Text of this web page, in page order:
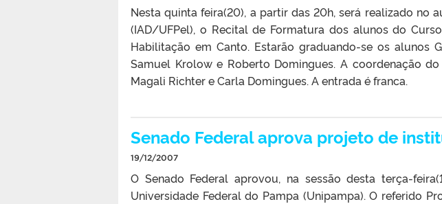
Nesta quinta feira(20), a partir das 20h, será realizado no
(IAD/UFPel), o Recital de Formatura dos alunos do
Habilitação em Canto. Estarão graduando-se os alunos
Samuel Krolow e Roberto Domingues. A coordenação
Magali Richter e Carla Domingues. A entrada é franca.
Senado Federal aprova projeto de
19/12/2007
O Senado Federal aprovou, na sessão desta terça-
Universidade Federal do Pampa (Unipampa). O referido